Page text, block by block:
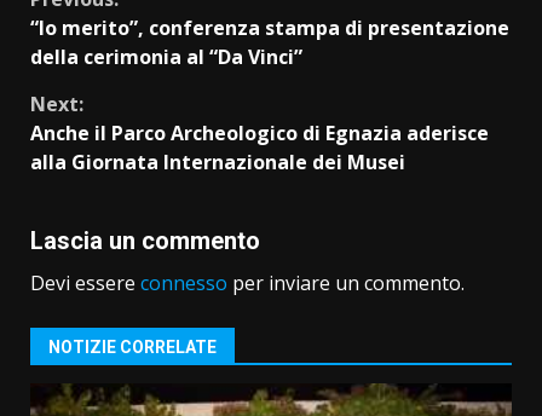
Reading
“Io merito”, conferenza stampa di presentazione
della cerimonia al “Da Vinci”
Next:
Anche il Parco Archeologico di Egnazia aderisce
alla Giornata Internazionale dei Musei
Lascia un commento
Devi essere connesso per inviare un commento.
NOTIZIE CORRELATE